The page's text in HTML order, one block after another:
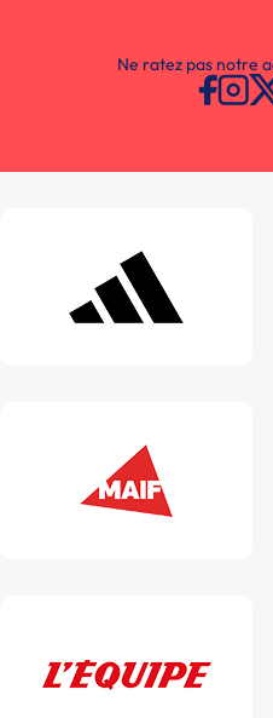
Ne ratez pas notre